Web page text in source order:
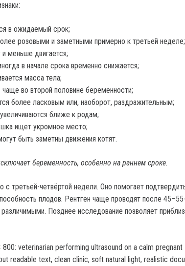
в ожидаемый срок;
розовыми и заметными примерно к третьей неделе;
меньше двигается;
в начале срока временно снижается;
масса тела;
чаще во второй половине беременности;
более ласковым или, наоборот, раздражительным;
ближе к родам;
ищет укромное место;
быть заметны движения котят.
беременность, особенно на раннем сроке.
третьей-четвёртой недели. Оно помогает
плодов. Рентген чаще проводят после
Позднее исследование позволяет
veterinarian performing ultrasound on a calm pregnant
readable text, clean clinic, soft natural light, realistic